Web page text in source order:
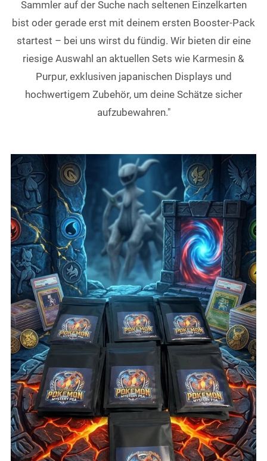
Sammler auf der Suche nach seltenen Einzelkarten
bist oder gerade erst mit deinem ersten Booster-Pack
startest – bei uns wirst du fündig. Wir bieten dir eine
riesige Auswahl an aktuellen Sets wie Karmesin &
Purpur, exklusiven japanischen Displays und
hochwertigem Zubehör, um deine Schätze sicher
aufzubewahren."